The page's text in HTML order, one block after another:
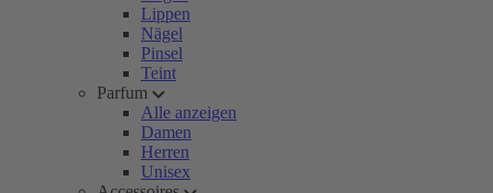
Lippen
Nägel
Pinsel
Teint
Parfum
Alle anzeigen
Damen
Herren
Unisex